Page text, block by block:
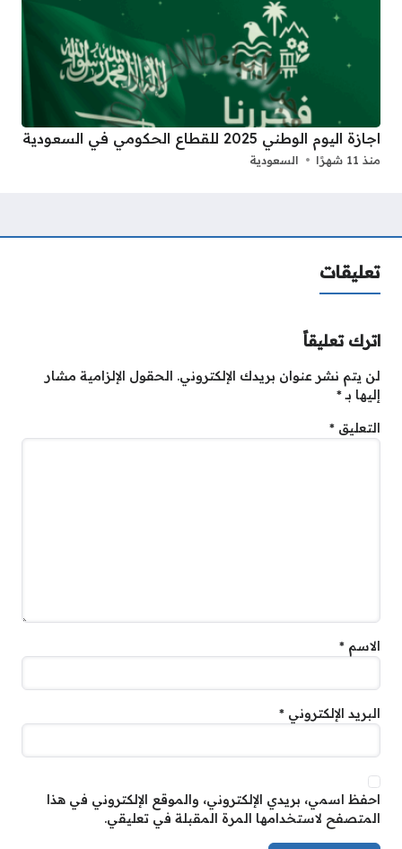
اجازة اليوم الوطني 2025 للقطاع الحكومي في السعودية
منذ 11 شهرًا السعودية
تعليقات
اترك تعليقاً
لن يتم نشر عنوان بريدك الإلكتروني. الحقول الإلزامية مشار
إليها بـ*
التعليق *
الاسم *
البريد الإلكتروني *
احفظ اسمي، بريدي الإلكتروني، والموقع الإلكتروني في هذا
المتصفح لاستخدامها المرة المقبلة في تعليقي.